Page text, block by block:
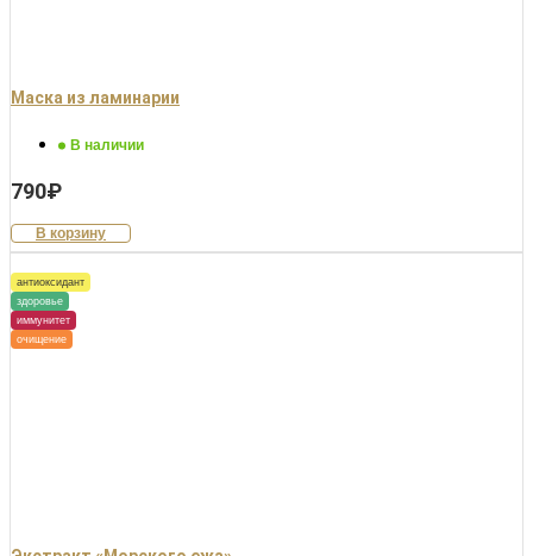
Маска из ламинарии
В наличии
790₽
В корзину
антиоксидант
здоровье
иммунитет
очищение